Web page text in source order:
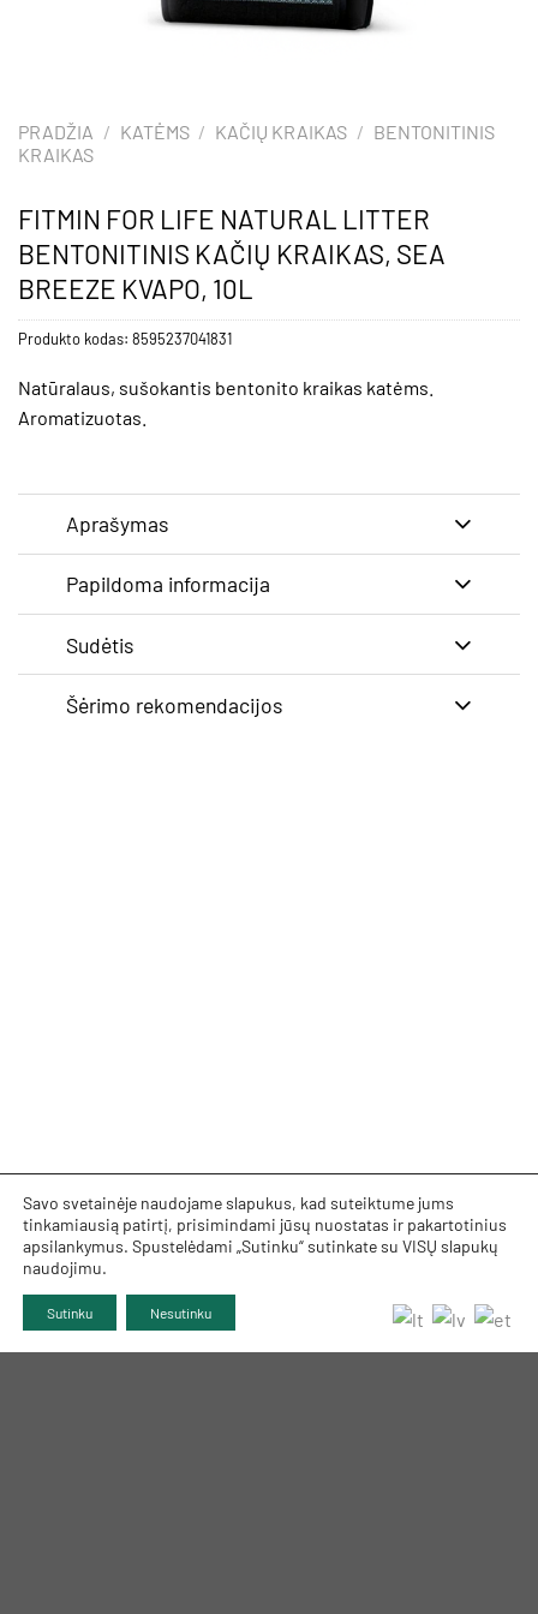
PRADŽIA / KATĖMS / KAČIŲ KRAIKAS / BENTONITINIS
KRAIKAS
FITMIN FOR LIFE NATURAL LITTER
BENTONITINIS KAČIŲ KRAIKAS, SEA
BREEZE KVAPO, 10L
Produkto kodas: 8595237041831
Natūralaus, sušokantis bentonito kraikas katėms.
Aromatizuotas.
Aprašymas
Papildoma informacija
Sudėtis
Šėrimo rekomendacijos
Savo svetainėje naudojame slapukus, kad suteiktume jums
tinkamiausią patirtį, prisimindami jūsų nuostatas ir pakartotinius
apsilankymus. Spustelėdami „Sutinku“ sutinkate su VISŲ slapukų
naudojimu.
Sutinku Nesutinku